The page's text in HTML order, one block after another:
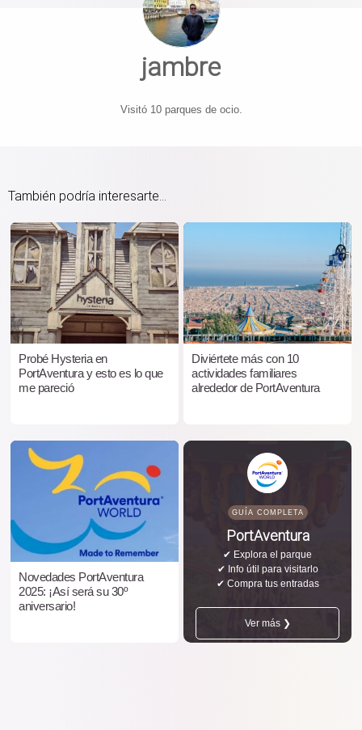
jambre
Visitó 10 parques de ocio.
También podría interesarte...
Probé Hysteria en
PortAventura y esto es lo que
me pareció
Diviértete más con 10
actividades familiares
alrededor de PortAventura
Novedades PortAventura
2025: ¡Así será su 30º
aniversario!
GUÍA COMPLETA
PortAventura
✔ Explora el parque
✔ Info útil para visitarlo
✔ Compra tus entradas
Ver más ❯